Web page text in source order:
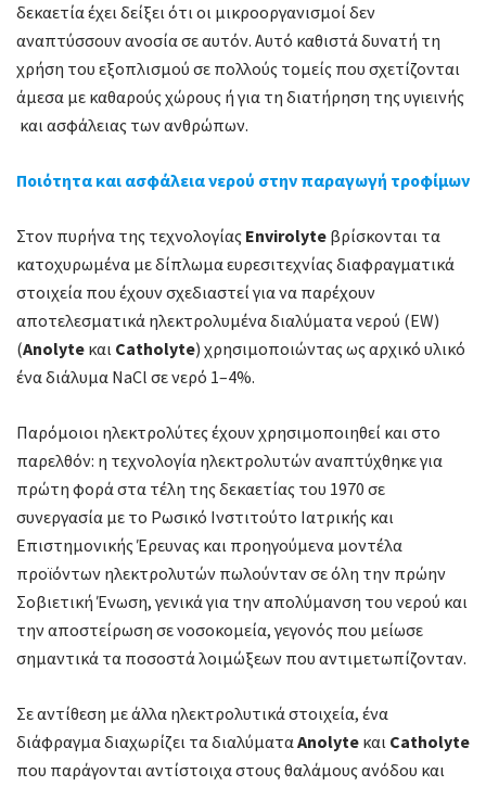
δεκαετία έχει δείξει ότι οι μικροοργανισμοί δεν
αναπτύσσουν ανοσία σε αυτόν. Αυτό καθιστά δυνατή τη
χρήση του εξοπλισμού σε πολλούς τομείς που σχετίζονται
άμεσα με καθαρούς χώρους ή για τη διατήρηση της υγιεινής
και ασφάλειας των ανθρώπων.
Ποιότητα και ασφάλεια νερού στην παραγωγή τροφίμων
Στον πυρήνα της τεχνολογίας Envirolyte βρίσκονται τα
κατοχυρωμένα με δίπλωμα ευρεσιτεχνίας διαφραγματικά
στοιχεία που έχουν σχεδιαστεί για να παρέχουν
αποτελεσματικά ηλεκτρολυμένα διαλύματα νερού (EW)
(Anolyte και Catholyte) χρησιμοποιώντας ως αρχικό υλικό
ένα διάλυμα NaCl σε νερό 1–4%.
Παρόμοιοι ηλεκτρολύτες έχουν χρησιμοποιηθεί και στο
παρελθόν: η τεχνολογία ηλεκτρολυτών αναπτύχθηκε για
πρώτη φορά στα τέλη της δεκαετίας του 1970 σε
συνεργασία με το Ρωσικό Ινστιτούτο Ιατρικής και
Επιστημονικής Έρευνας και προηγούμενα μοντέλα
προϊόντων ηλεκτρολυτών πωλούνταν σε όλη την πρώην
Σοβιετική Ένωση, γενικά για την απολύμανση του νερού και
την αποστείρωση σε νοσοκομεία, γεγονός που μείωσε
σημαντικά τα ποσοστά λοιμώξεων που αντιμετωπίζονταν.
Σε αντίθεση με άλλα ηλεκτρολυτικά στοιχεία, ένα
διάφραγμα διαχωρίζει τα διαλύματαAnolyte και Catholyte
που παράγονται αντίστοιχα στους θαλάμους ανόδου και